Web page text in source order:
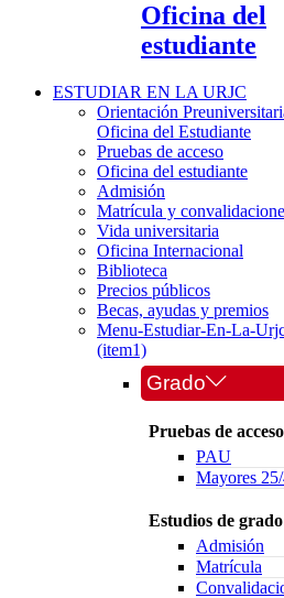
Oficina del
estudiante
ESTUDIAR EN LA URJC
Orientación
Oficina del Estudiante
Pruebas de acceso
Oficina del estudiante
Admisión
Matrícula y
Vida universitaria
Oficina Internacional
Biblioteca
Precios públicos
Becas, ayudas y premios
Menu-Estudiar-En-La-
(item1)
Grado
Pruebas de acceso
PAU
Mayores
Estudios de grado
Admisión
Matrícula